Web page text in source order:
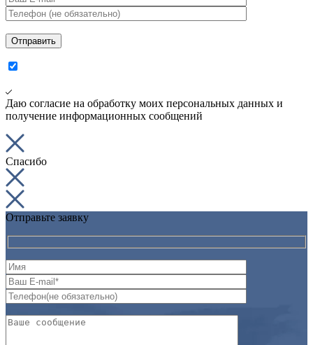
Даю согласие на обработку моих персональных данных и
получение информационных сообщений
Спасибо
Отправьте заявку